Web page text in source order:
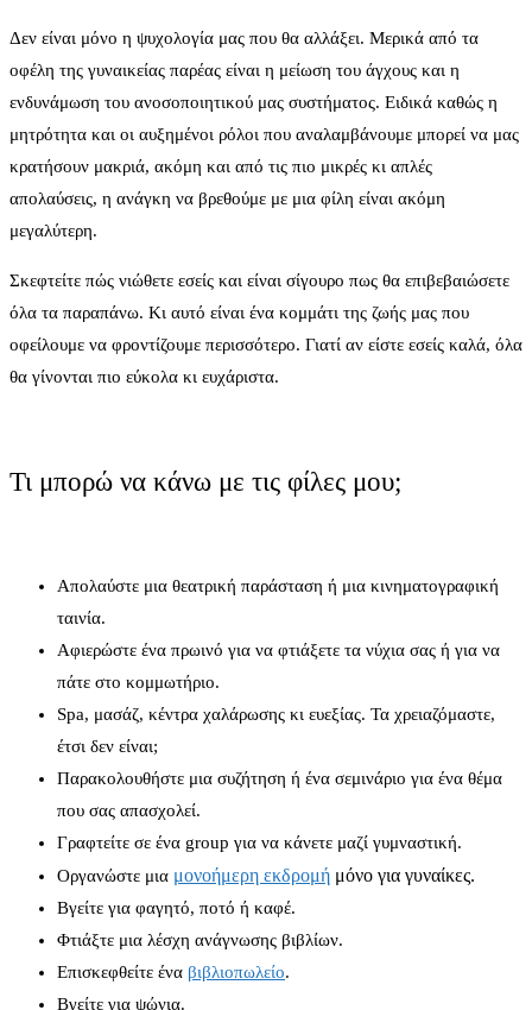
Δεν είναι μόνο η ψυχολογία μας που θα αλλάξει. Μερικά από τα
οφέλη της γυναικείας παρέας είναι η μείωση του άγχους και η
ενδυνάμωση του ανοσοποιητικού μας συστήματος. Ειδικά καθώς η
μητρότητα και οι αυξημένοι ρόλοι που αναλαμβάνουμε μπορεί να μας
κρατήσουν μακριά, ακόμη και από τις πιο μικρές κι απλές
απολαύσεις, η ανάγκη να βρεθούμε με μια φίλη είναι ακόμη
μεγαλύτερη.
Σκεφτείτε πώς νιώθετε εσείς και είναι σίγουρο πως θα επιβεβαιώσετε
όλα τα παραπάνω. Κι αυτό είναι ένα κομμάτι της ζωής μας που
οφείλουμε να φροντίζουμε περισσότερο. Γιατί αν είστε εσείς καλά, όλα
θα γίνονται πιο εύκολα κι ευχάριστα.
Τι μπορώ να κάνω με τις φίλες μου;
Απολαύστε μια θεατρική παράσταση ή μια κινηματογραφική
ταινία.
Αφιερώστε ένα πρωινό για να φτιάξετε τα νύχια σας ή για να
πάτε στο κομμωτήριο.
Spa, μασάζ, κέντρα χαλάρωσης κι ευεξίας. Τα χρειαζόμαστε,
έτσι δεν είναι;
Παρακολουθήστε μια συζήτηση ή ένα σεμινάριο για ένα θέμα
που σας απασχολεί.
Γραφτείτε σε ένα group για να κάνετε μαζί γυμναστική.
Οργανώστε μια μονοήμερη εκδρομή μόνο για γυναίκες.
Βγείτε για φαγητό, ποτό ή καφέ.
Φτιάξτε μια λέσχη ανάγνωσης βιβλίων.
Επισκεφθείτε ένα βιβλιοπωλείο.
Βγείτε για ψώνια.